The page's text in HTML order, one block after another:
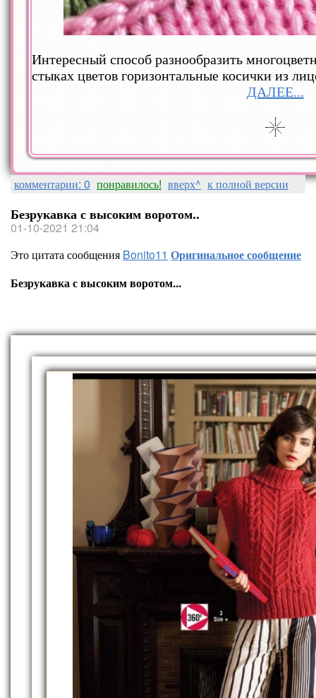
Интересный способ разнообразить
стыках цветов горизонтальные косички из
ДАЛЕЕ...
комментарии: 0 понравилось! вверх^ к полной версии
Безрукавка с высоким воротом..
01-10-2021 21:04
Это цитата сообщения Bonito11 Оригинальное сообщение
Безрукавка с высоким воротом...